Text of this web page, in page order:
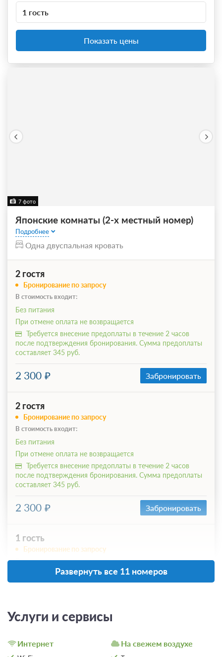
1 гость
Показать цены
7 фото
Японские комнаты (2-х местный номер)
Подробнее
Одна двуспальная кровать
2 гостя
Бронирование по запросу
В стоимость входит:
Без питания
При отмене оплата не возвращается
Требуется внесение предоплаты в течение 2 часов
после подтверждения бронирования. Сумма предоплаты
составляет 345 руб.
2 300 Забронировать
2 гостя
Бронирование по запросу
В стоимость входит:
Без питания
При отмене оплата не возвращается
Требуется внесение предоплаты в течение 2 часов
после подтверждения бронирования. Сумма предоплаты
составляет 345 руб.
2 300 Забронировать
1 гость
Бронирование по запросу
В стоимость входит:
составляет 345 руб.
2 300
Развернуть все 11 номеров
Услуги и сервисы
Интернет На свежем воздухе